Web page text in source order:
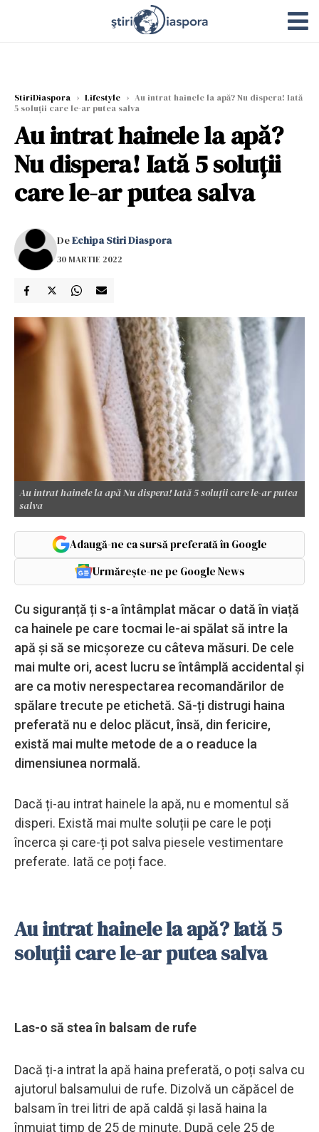
StiriDiaspora › Lifestyle › Au intrat hainele la apă? Nu dispera! Iată
5 soluții care le-ar putea salva
Au intrat hainele la apă?
Nu dispera! Iată 5 soluții
care le-ar putea salva
DeEchipa Stiri Diaspora
30 MARTIE 2022
Au intrat hainele la apă Nu dispera! Iată 5 soluții care le-ar putea
salva
Adaugă-ne ca sursă preferată în Google
Urmărește-ne pe Google News
Cu siguranță ți s-a întâmplat măcar o dată în viață
ca hainele pe care tocmai le-ai spălat să intre la
apă și să se micșoreze cu câteva măsuri. De cele
mai multe ori, acest lucru se întâmplă accidental și
are ca motiv nerespectarea recomandărilor de
spălare trecute pe etichetă. Să-ți distrugi haina
preferată nu e deloc plăcut, însă, din fericire,
există mai multe metode de a o readuce la
dimensiunea normală.
Dacă ți-au intrat hainele la apă, nu e momentul să
disperi. Există mai multe soluții pe care le poți
încerca și care-ți pot salva piesele vestimentare
preferate. Iată ce poți face.
Au intrat hainele la apă? Iată 5
soluții care le-ar putea salva
Las-o să stea în balsam de rufe
Dacă ți-a intrat la apă haina preferată, o poți salva cu
ajutorul balsamului de rufe. Dizolvă un căpăcel de
balsam în trei litri de apă caldă și lasă haina la
înmuiat timp de 25 de minute. După cele 25 de